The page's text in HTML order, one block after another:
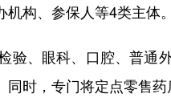
构、参保人等4类主体。
、眼科、口腔、普通
时，专门将定点零售